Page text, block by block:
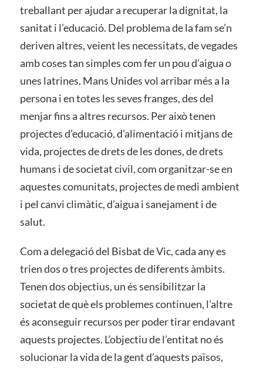
treballant per ajudar a recuperar la dignitat, la
sanitat i l’educació. Del problema de la fam se’n
deriven altres, veient les necessitats, de vegades
amb coses tan simples com fer un pou d’aigua o
unes latrines. Mans Unides vol arribar més a la
persona i en totes les seves franges, des del
menjar fins a altres recursos. Per això tenen
projectes d’educació, d’alimentació i mitjans de
vida, projectes de drets de les dones, de drets
humans i de societat civil, com organitzar-se en
aquestes comunitats, projectes de medi ambient
i pel canvi climàtic, d’aigua i sanejament i de
salut.
Com a delegació del Bisbat de Vic, cada any es
trien dos o tres projectes de diferents àmbits.
Tenen dos objectius, un és sensibilitzar la
societat de què els problemes continuen, l’altre
és aconseguir recursos per poder tirar endavant
aquests projectes. L’objectiu de l’entitat no és
solucionar la vida de la gent d’aquests països,